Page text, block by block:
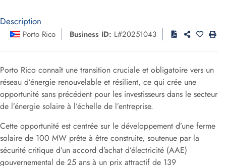
Description
Porto Rico Business ID: L#20251043
Porto Rico connaît une transition cruciale et obligatoire vers un
réseau d’énergie renouvelable et résilient, ce qui crée une
opportunité sans précédent pour les investisseurs dans le secteur
de l’énergie solaire à l’échelle de l’entreprise.
Cette opportunité est centrée sur le développement d’une ferme
solaire de 100 MW prête à être construite, soutenue par la
sécurité critique d’un accord d’achat d’électricité (AAE)
gouvernemental de 25 ans à un prix attractif de 139